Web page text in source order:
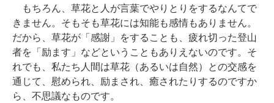
もちろん、草花と人が言葉でやりとりをするなんてで
きません。そもそも草花には知能も感情もありません。
だから、草花が「感謝」をすることも、疲れ切った登山
者を「励ます」などということもありえないのです。そ
れでも、私たち人間は草花（あるいは自然）との交感を
通じて、慰められ、励まされ、癒されたりするのですか
ら、不思議なものです。